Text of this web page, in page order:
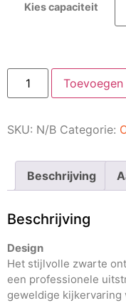
Kies capaciteit
SKU: N/B Categorie:
Beschrijving
Beschrijving
Design
Het stijlvolle zwarte
een professionele
geweldige kijkervaring